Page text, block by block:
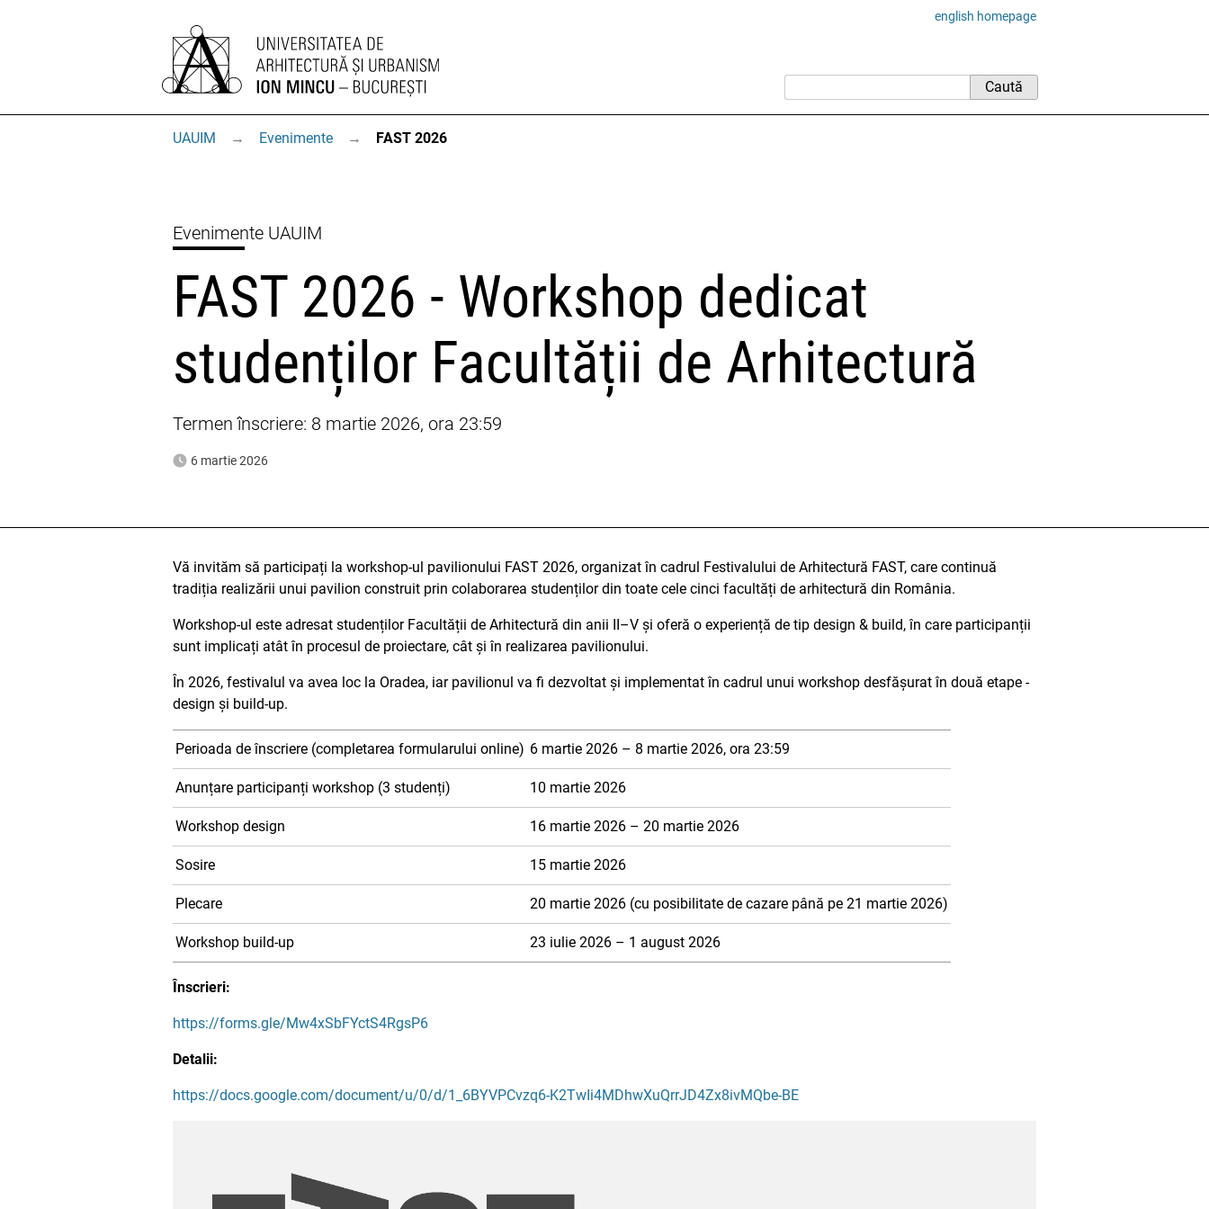
english homepage
UAUIM → Evenimente → FAST 2026
Evenimente UAUIM
FAST 2026 - Workshop dedicat
studenților Facultății de Arhitectură
Termen înscriere: 8 martie 2026, ora 23:59
6 martie 2026
Vă invităm să participați la workshop-ul pavilionului FAST 2026, organizat în cadrul Festivalului de Arhitectură FAST, care continuă
tradiția realizării unui pavilion construit prin colaborarea studenților din toate cele cinci facultăți de arhitectură din România.
Workshop-ul este adresat studenților Facultății de Arhitectură din anii II–V și oferă o experiență de tip design & build, în care participanții
sunt implicați atât în procesul de proiectare, cât și în realizarea pavilionului.
În 2026, festivalul va avea loc la Oradea, iar pavilionul va fi dezvoltat și implementat în cadrul unui workshop desfășurat în două etape -
design și build-up.
Perioada de înscriere (completarea formularului online) 6 martie 2026 – 8 martie 2026, ora 23:59
Anunțare participanți workshop (3 studenți) 10 martie 2026
Workshop design 16 martie 2026 – 20 martie 2026
Sosire 15 martie 2026
Plecare 20 martie 2026 (cu posibilitate de cazare până pe 21 martie 2026)
Workshop build-up 23 iulie 2026 – 1 august 2026
Înscrieri:
https://forms.gle/Mw4xSbFYctS4RgsP6
Detalii:
https://docs.google.com/document/u/0/d/1_6BYVPCvzq6-K2TwIi4MDhwXuQrrJD4Zx8ivMQbe-BE